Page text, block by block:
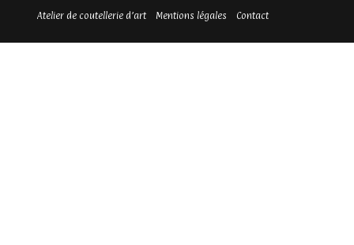
Atelier de coutellerie d’art Mentions légales Contact